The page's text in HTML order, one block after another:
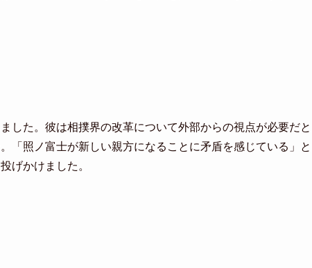
した。彼は相撲界の改革について外部からの視点が必要だと
「照ノ富士が新しい親方になることに矛盾を感じている」と
げかけました。